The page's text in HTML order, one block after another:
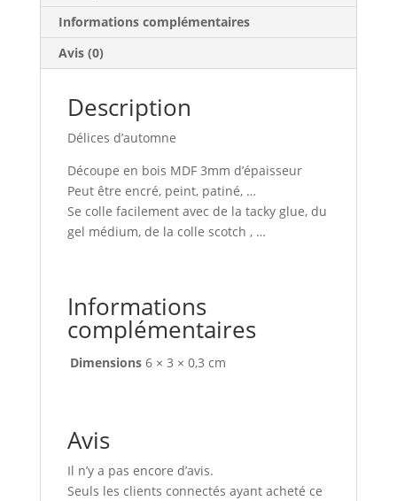
Informations complémentaires
Avis (0)
Description
Délices d’automne
Découpe en bois MDF 3mm d’épaisseur
Peut être encré, peint, patiné, …
Se colle facilement avec de la tacky glue, du
gel médium, de la colle scotch , …
Informations
complémentaires
Dimensions 6 × 3 × 0,3 cm
Avis
Il n’y a pas encore d’avis.
Seuls les clients connectés ayant acheté ce